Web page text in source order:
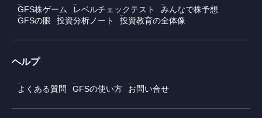
GFS株ゲーム レベルチェックテスト
みんなで株予想
GFSの眼
投資分析ノート 投資教育の全体像
ヘルプ
よくある質問 GFSの使い方 お問い合せ